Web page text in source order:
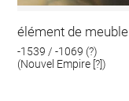
élément de meuble
-1539 / -1069 (?)
(Nouvel Empire [?])